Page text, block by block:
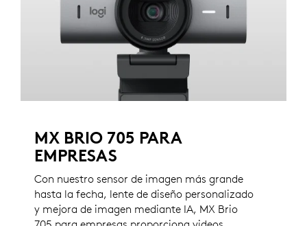
MX BRIO 705 PARA
EMPRESAS
Con nuestro sensor de imagen más grande
hasta la fecha, lente de diseño personalizado
y mejora de imagen mediante IA, MX Brio